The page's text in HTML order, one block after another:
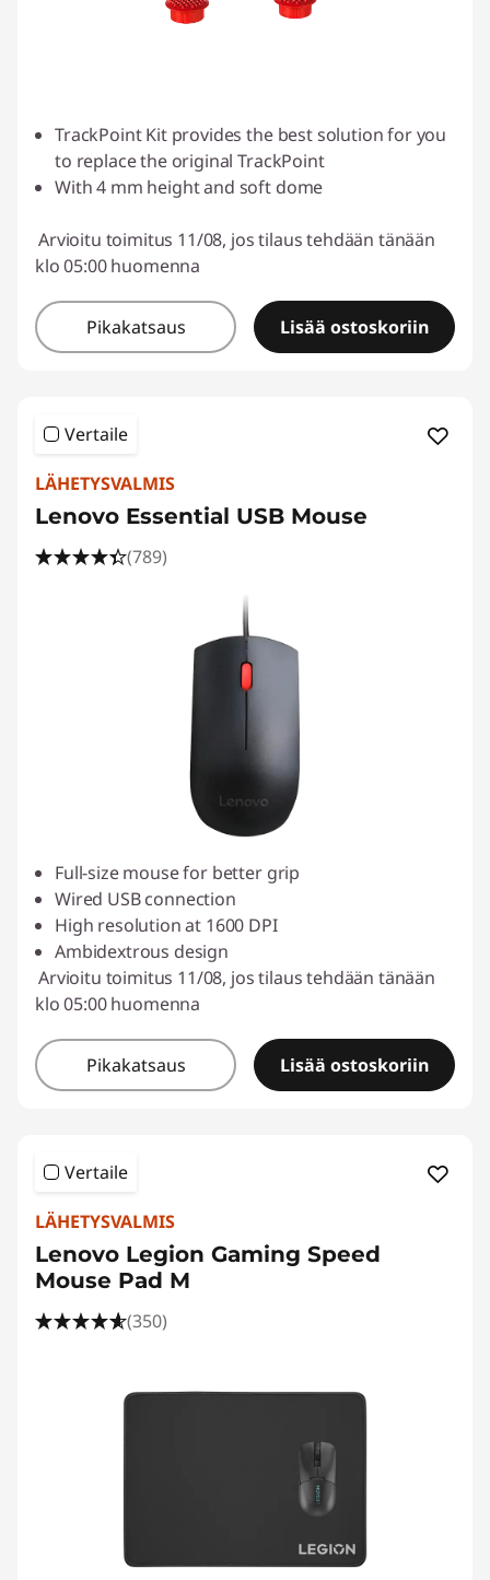
TrackPoint Kit provides the best solution for you
to replace the original TrackPoint
With 4 mm height and soft dome
Arvioitu toimitus 11/08, jos tilaus tehdään tänään
klo 05:00 huomenna
Pikakatsaus Lisää ostoskoriin
Vertaile
LÄHETYSVALMIS
Lenovo Essential USB Mouse
(789)
Full-size mouse for better grip
Wired USB connection
High resolution at 1600 DPI
Ambidextrous design
Arvioitu toimitus 11/08, jos tilaus tehdään tänään
klo 05:00 huomenna
Pikakatsaus Lisää ostoskoriin
Vertaile
LÄHETYSVALMIS
Lenovo Legion Gaming Speed
Mouse Pad M
(350)